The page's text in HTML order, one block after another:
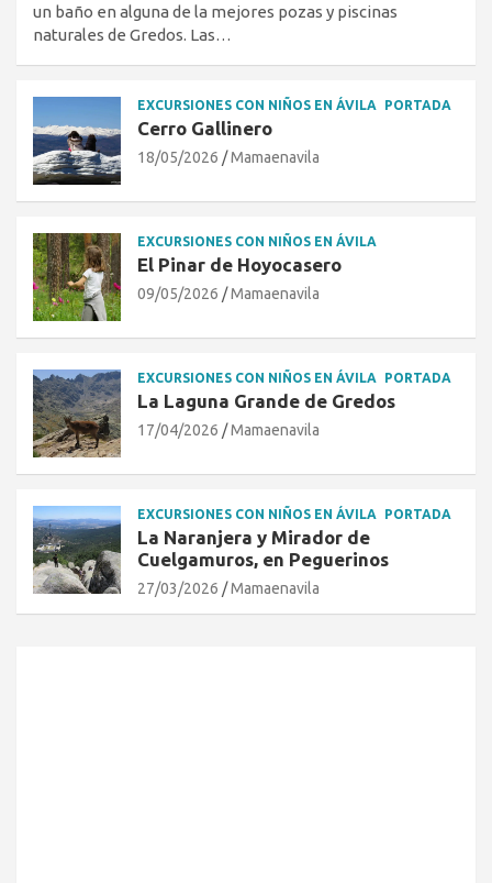
un baño en alguna de la mejores pozas y piscinas
naturales de Gredos. Las…
EXCURSIONES CON NIÑOS EN ÁVILA PORTADA
Cerro Gallinero
18/05/2026 Mamaenavila
EXCURSIONES CON NIÑOS EN ÁVILA
El Pinar de Hoyocasero
09/05/2026 Mamaenavila
EXCURSIONES CON NIÑOS EN ÁVILA PORTADA
La Laguna Grande de Gredos
17/04/2026 Mamaenavila
EXCURSIONES CON NIÑOS EN ÁVILA PORTADA
La Naranjera y Mirador de
Cuelgamuros, en Peguerinos
27/03/2026 Mamaenavila